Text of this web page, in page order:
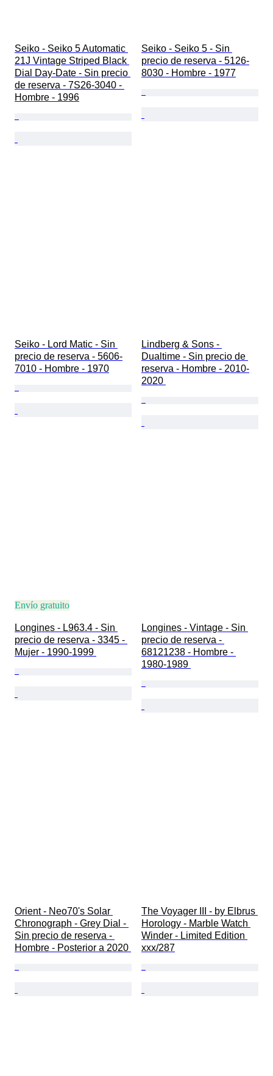
Seiko - Seiko 5 Automatic
21J Vintage Striped Black
Dial Day-Date - Sin precio
de reserva - 7S26-3040 -
Hombre - 1996
Seiko - Seiko 5 - Sin
precio de reserva - 5126-
8030 - Hombre - 1977
Seiko - Lord Matic - Sin
precio de reserva - 5606-
7010 - Hombre - 1970
Lindberg & Sons -
Dualtime - Sin precio de
reserva - Hombre - 2010-
2020
Envío gratuito
Longines - L963.4 - Sin
precio de reserva - 3345 -
Mujer - 1990-1999
Longines - Vintage - Sin
precio de reserva -
68121238 - Hombre -
1980-1989
Orient - Neo70's Solar
Chronograph - Grey Dial -
Sin precio de reserva -
Hombre - Posterior a 2020
The Voyager III - by Elbrus
Horology - Marble Watch
Winder - Limited Edition
xxx/287